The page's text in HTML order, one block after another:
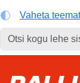
Vaheta teemat